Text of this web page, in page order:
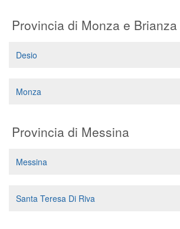
Provincia di Monza e Brianza
Desio
Monza
Provincia di Messina
Messina
Santa Teresa Di Riva